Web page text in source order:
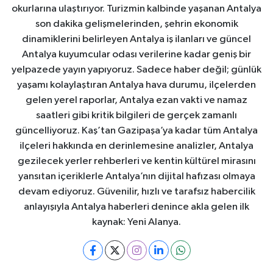
okurlarına ulaştırıyor. Turizmin kalbinde yaşanan Antalya
son dakika gelişmelerinden, şehrin ekonomik
dinamiklerini belirleyen Antalya iş ilanları ve güncel
Antalya kuyumcular odası verilerine kadar geniş bir
yelpazede yayın yapıyoruz. Sadece haber değil; günlük
yaşamı kolaylaştıran Antalya hava durumu, ilçelerden
gelen yerel raporlar, Antalya ezan vakti ve namaz
saatleri gibi kritik bilgileri de gerçek zamanlı
güncelliyoruz. Kaş’tan Gazipaşa’ya kadar tüm Antalya
ilçeleri hakkında en derinlemesine analizler, Antalya
gezilecek yerler rehberleri ve kentin kültürel mirasını
yansıtan içeriklerle Antalya’nın dijital hafızası olmaya
devam ediyoruz. Güvenilir, hızlı ve tarafsız habercilik
anlayışıyla Antalya haberleri denince akla gelen ilk
kaynak: Yeni Alanya.